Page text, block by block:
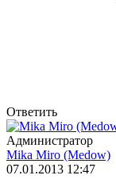
Ответить
Администратор
Mika Miro (Medow)
07.01.2013 12:47